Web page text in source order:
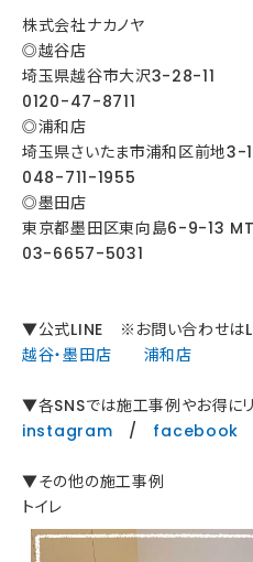
株式会社ナカノヤ
◎越谷店
埼玉県越谷市大沢3-28-11
0120-47-8711
◎浦和店
埼玉県さいたま市浦和区前地3-
048-711-1955
◎墨田店
東京都墨田区東向島6-9-13 MT
03-6657-5031
▼公式LINE ※お問い合わせは
越谷・墨田店
浦和店
▼各SNSでは施工事例やお得に
instagram / facebook
▼その他の施工事例
トイレ